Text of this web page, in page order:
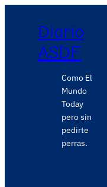
Diario
ASDF
Como El
Mundo
Today
pero sin
pedirte
perras.